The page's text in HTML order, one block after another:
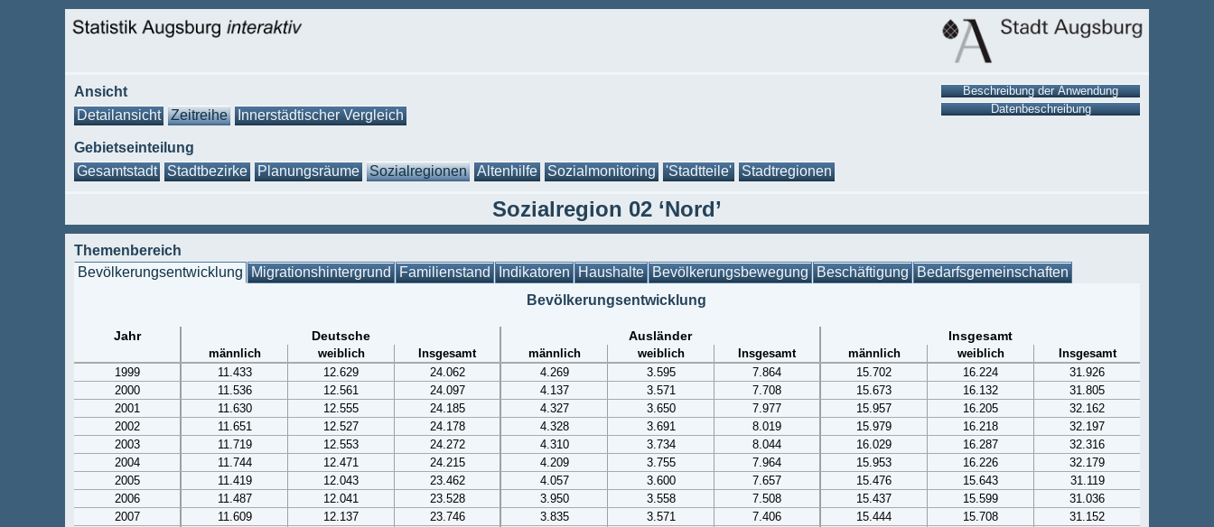
Ansicht
Detailansicht
Zeitreihe Innerstädtischer Vergleich
Gebietseinteilung
Gesamtstadt
Stadtbezirke Planungsräume Sozialregionen Altenhilfe Sozialmonitoring 'Stadtteile' Stadtregionen
Sozialregion 02 ‘Nord’
Themenbereich
Bevölkerungsentwicklung Migrationshintergrund Familienstand Indikatoren Haushalte Bevölkerungsbewegung Beschäftigung Bedarfsgemeinschaften
Bevölkerungsentwicklung
Jahr Deutsche Ausländer Insgesamt
männlich weiblich Insgesamt männlich weiblich Insgesamt männlich weiblich
Insgesamt
1999
11.433 12.629 24.062 4.269 3.595 7.864 15.702 16.224
31.926
2000
11.536 12.561 24.097 4.137 3.571 7.708 15.673 16.132
31.805
2001
11.630 12.555 24.185 4.327 3.650 7.977 15.957 16.205
32.162
2002
11.651 12.527 24.178 4.328 3.691 8.019 15.979 16.218
32.197
2003
11.719 12.553 24.272 4.310 3.734 8.044 16.029 16.287
32.316
2004
11.744 12.471 24.215 4.209 3.755 7.964 15.953 16.226
32.179
2005
11.419 12.043 23.462 4.057 3.600 7.657 15.476 15.643
31.119
2006
11.487 12.041 23.528 3.950 3.558 7.508 15.437 15.599
31.036
2007
11.609 12.137 23.746 3.835 3.571 7.406 15.444 15.708
31.152